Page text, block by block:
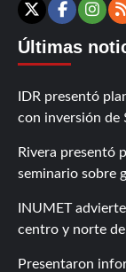
X
Últimas
IDR presentó
con inversión de
Rivera presentó
seminario sobre
INUMET
centro y norte
Presentaron